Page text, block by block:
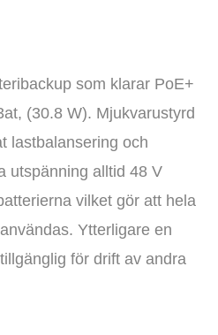
som klarar PoE+
(30.8 W). Mjukvarustyrd
lastbalansering och
utspänning alltid 48 V
vilket gör att hela
Ytterligare en
för drift av andra